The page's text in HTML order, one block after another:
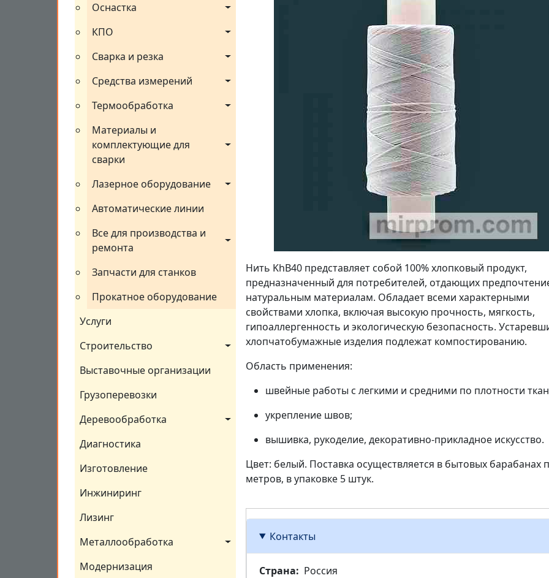
Оснастка
КПО
Сварка и резка
Средства измерений
Термообработка
Материалы и
комплектующие для
сварки
Лазерное оборудование
Автоматические линии
Все для производства и
ремонта
Запчасти для станков
Прокатное оборудование
Услуги
Строительство
Выставочные организации
Грузоперевозки
Деревообработка
Диагностика
Изготовление
Инжиниринг
Лизинг
Металлообработка
Модернизация
Нить KhB40 представляет собой 100% хлопковый продукт,
предназначенный для потребителей, отдающих
натуральным материалам. Обладает всеми характерными
свойствами хлопка, включая высокую прочность, мягкость,
гипоаллергенность и экологическую безопасность.
хлопчатобумажные изделия подлежат компостированию.
Область применения:
швейные работы с легкими и средними по плотности
укрепление швов;
вышивка, рукоделие, декоративно-прикладное искусство.
Цвет: белый. Поставка осуществляется в бытовых барабанах
метров, в упаковке 5 штук.
Контакты
Страна
Россия